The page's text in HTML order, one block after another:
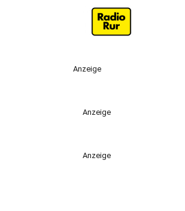
Anzeige
Anzeige
Anzeige